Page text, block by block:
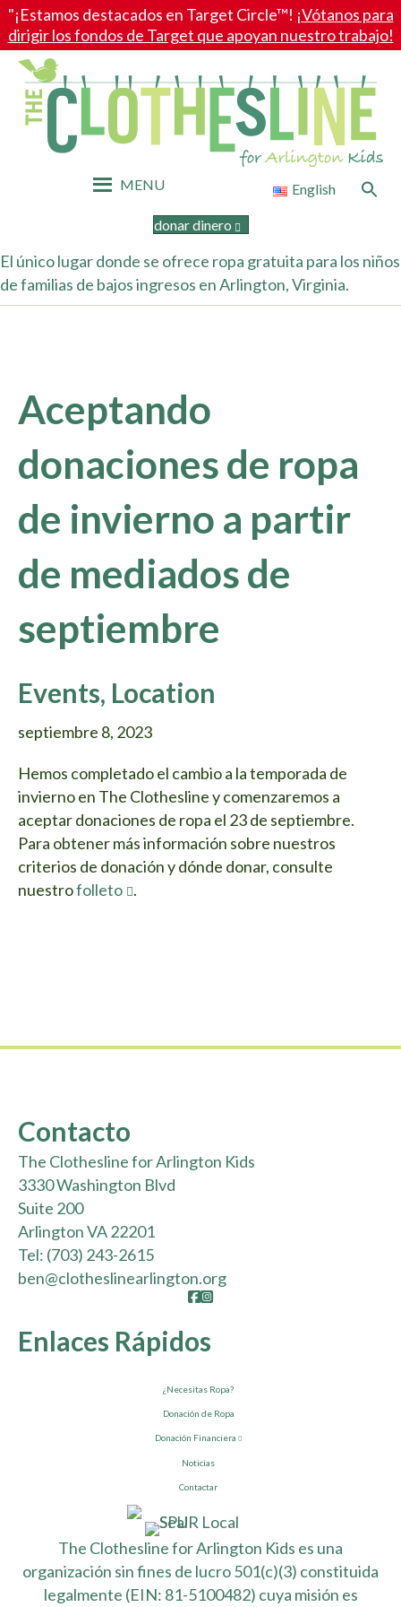
"¡Estamos destacados en Target Circle™! ¡Vótanos para
dirigir los fondos de Target que apoyan nuestro trabajo!
MENU English
Search
for:
donar dinero
El único lugar donde se ofrece ropa gratuita para los niños
de familias de bajos ingresos en Arlington, Virginia.
Aceptando
donaciones de ropa
de invierno a partir
de mediados de
septiembre
Events, Location
septiembre 8, 2023
Hemos completado el cambio a la temporada de
invierno en The Clothesline y comenzaremos a
aceptar donaciones de ropa el 23 de septiembre.
Para obtener más información sobre nuestros
criterios de donación y dónde donar, consulte
nuestrofolleto .
Contacto
The Clothesline for Arlington Kids
3330 Washington Blvd
Suite 200
Arlington VA 22201
Tel: (703) 243-2615
ben@clotheslinearlington.org
Facebook
Instagram
Enlaces Rápidos
¿Necesitas Ropa?
Donación de Ropa
Donación Financiera
Noticias
Contactar
The Clothesline for Arlington Kids es una
organización sin fines de lucro 501(c)(3) constituida
legalmente (EIN: 81-5100482) cuya misión es